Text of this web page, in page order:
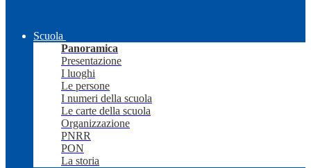
Scuola
Panoramica
Presentazione
I luoghi
Le persone
I numeri della scuola
Le carte della scuola
Organizzazione
PNRR
PON
La storia